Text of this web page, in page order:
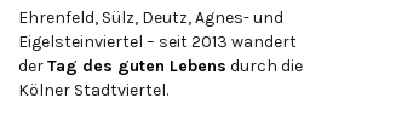
Ehrenfeld, Sülz, Deutz, Agnes- und
Eigelsteinviertel – seit 2013 wandert
derTag des guten Lebens durch die
Kölner Stadtviertel.